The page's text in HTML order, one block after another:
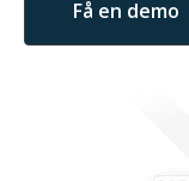
Få en demo